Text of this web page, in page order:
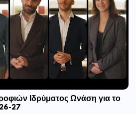
Ιδρύματος Ωνάση για το
27